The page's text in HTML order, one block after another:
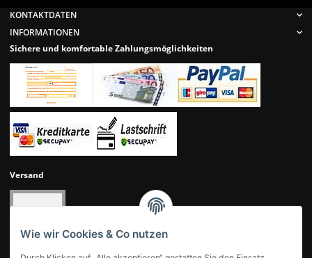
Wie wir Cookies & Co nutzen
KONTAKTDATEN
INFORMATIONEN
Sichere und komfortable Zahlungsmöglichkeiten
Versand